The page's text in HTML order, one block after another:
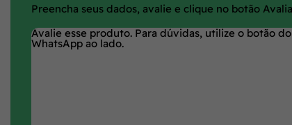
Preencha seus dados, avalie e clique no botão